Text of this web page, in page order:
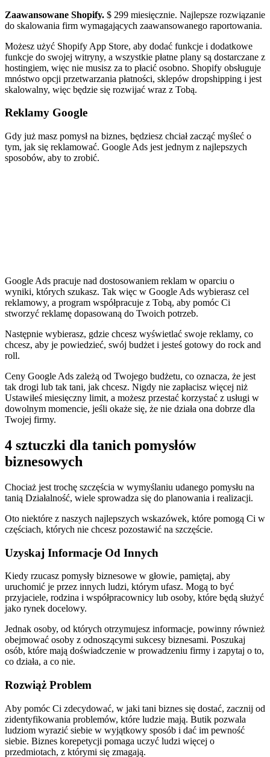
Zaawansowane Shopify. $ 299 miesięcznie. Najlepsze rozwiązanie
do skalowania firm wymagających zaawansowanego raportowania.
Możesz użyć Shopify App Store, aby dodać funkcje i dodatkowe
funkcje do swojej witryny, a wszystkie płatne plany są dostarczane z
hostingiem, więc nie musisz za to płacić osobno. Shopify obsługuje
mnóstwo opcji przetwarzania płatności, sklepów dropshipping i jest
skalowalny, więc będzie się rozwijać wraz z Tobą.
Reklamy Google
Gdy już masz pomysł na biznes, będziesz chciał zacząć myśleć o
tym, jak się reklamować. Google Ads jest jednym z najlepszych
sposobów, aby to zrobić.
Google Ads pracuje nad dostosowaniem reklam w oparciu o
wyniki, których szukasz. Tak więc w Google Ads wybierasz cel
reklamowy, a program współpracuje z Tobą, aby pomóc Ci
stworzyć reklamę dopasowaną do Twoich potrzeb.
Następnie wybierasz, gdzie chcesz wyświetlać swoje reklamy, co
chcesz, aby je powiedzieć, swój budżet i jesteś gotowy do rock and
roll.
Ceny Google Ads zależą od Twojego budżetu, co oznacza, że jest
tak drogi lub tak tani, jak chcesz. Nigdy nie zapłacisz więcej niż
Ustawiłeś miesięczny limit, a możesz przestać korzystać z usługi w
dowolnym momencie, jeśli okaże się, że nie działa ona dobrze dla
Twojej firmy.
4 sztuczki dla tanich pomysłów
biznesowych
Chociaż jest trochę szczęścia w wymyślaniu udanego pomysłu na
tanią Działalność, wiele sprowadza się do planowania i realizacji.
Oto niektóre z naszych najlepszych wskazówek, które pomogą Ci w
częściach, których nie chcesz pozostawić na szczęście.
Uzyskaj Informacje Od Innych
Kiedy rzucasz pomysły biznesowe w głowie, pamiętaj, aby
uruchomić je przez innych ludzi, którym ufasz. Mogą to być
przyjaciele, rodzina i współpracownicy lub osoby, które będą służyć
jako rynek docelowy.
Jednak osoby, od których otrzymujesz informacje, powinny również
obejmować osoby z odnoszącymi sukcesy biznesami. Poszukaj
osób, które mają doświadczenie w prowadzeniu firmy i zapytaj o to,
co działa, a co nie.
Rozwiąż Problem
Aby pomóc Ci zdecydować, w jaki tani biznes się dostać, zacznij od
zidentyfikowania problemów, które ludzie mają. Butik pozwala
ludziom wyrazić siebie w wyjątkowy sposób i dać im pewność
siebie. Biznes korepetycji pomaga uczyć ludzi więcej o
przedmiotach, z którymi się zmagają.